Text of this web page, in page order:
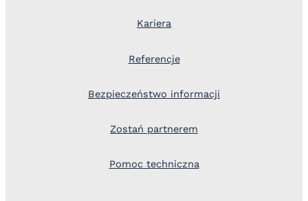
Kariera
Referencje
Bezpieczeństwo informacji
Zostań partnerem
Pomoc techniczna